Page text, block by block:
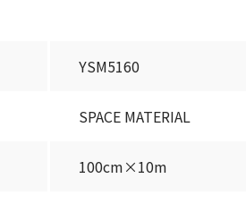
YSM5160
SPACE MATERIAL
100cm×10m